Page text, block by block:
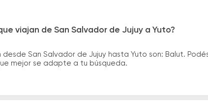
viajan de San Salvador de Jujuy a Yuto?
San Salvador de Jujuy hasta Yuto son: Balut.
mejor se adapte a tu búsqueda.